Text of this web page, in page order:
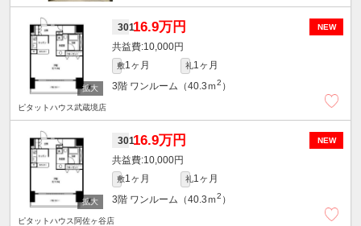
NEW
30116.9万円
10,000円
敷1ヶ月 礼1ヶ月
3階 ワンルーム（40.3ｍ2 ）
ピタットハウス武蔵境店
NEW
30116.9万円
10,000円
敷1ヶ月 礼1ヶ月
3階 ワンルーム（40.3ｍ2 ）
ピタットハウス阿佐ヶ谷店